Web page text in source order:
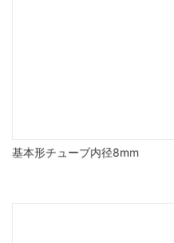
基本形チューブ内径8mm